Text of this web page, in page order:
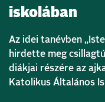
iskolában
Az idei tanévben
hirdette meg
diákjai részére az
Katolikus Általános